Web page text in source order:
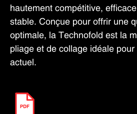
hautement compétitive,
stable. Conçue pour offrir une
optimale, la Technofold est la
pliage et de collage idéale
actuel.